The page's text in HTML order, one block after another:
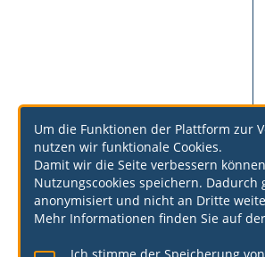
Um die Funktionen der Plattform zur
nutzen wir funktionale Cookies.
Damit wir die Seite verbessern
Nutzungscookies speichern. Dadurch
anonymisiert und nicht an Dritte
Mehr Informationen finden Sie auf